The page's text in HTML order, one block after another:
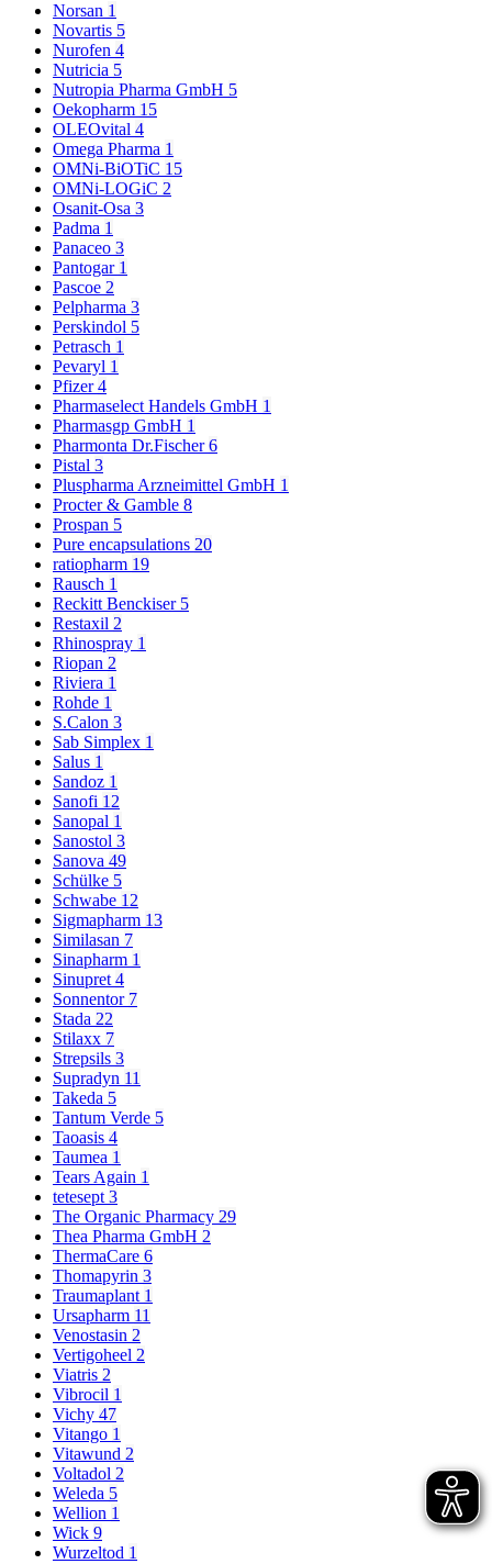
Norsan 1
Novartis 5
Nurofen 4
Nutricia 5
Nutropia Pharma GmbH 5
Oekopharm 15
OLEOvital 4
Omega Pharma 1
OMNi-BiOTiC 15
OMNi-LOGiC 2
Osanit-Osa 3
Padma 1
Panaceo 3
Pantogar 1
Pascoe 2
Pelpharma 3
Perskindol 5
Petrasch 1
Pevaryl 1
Pfizer4
Pharmaselect Handels GmbH 1
Pharmasgp GmbH 1
Pharmonta Dr.Fischer6
Pistal 3
Pluspharma Arzneimittel GmbH 1
Procter & Gamble 8
Prospan 5
Pure encapsulations 20
ratiopharm 19
Rausch 1
Reckitt Benckiser 5
Restaxil 2
Rhinospray 1
Riopan 2
Riviera 1
Rohde 1
S.Calon 3
Sab Simplex 1
Salus 1
Sandoz 1
Sanofi 12
Sanopal 1
Sanostol 3
Sanova 49
Schülke 5
Schwabe 12
Sigmapharm 13
Similasan 7
Sinapharm 1
Sinupret 4
Sonnentor 7
Stada 22
Stilaxx 7
Strepsils 3
Supradyn 11
Takeda 5
Tantum Verde 5
Taoasis 4
Taumea 1
Tears Again 1
tetesept 3
The Organic Pharmacy 29
Thea Pharma GmbH 2
ThermaCare 6
Thomapyrin 3
Traumaplant 1
Ursapharm 11
Venostasin 2
Vertigoheel 2
Viatris 2
Vibrocil 1
Vichy 47
Vitango 1
Vitawund 2
Voltadol 2
Weleda 5
Wellion 1
Wick 9
Wurzeltod 1